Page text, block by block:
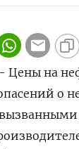
Цены на
о